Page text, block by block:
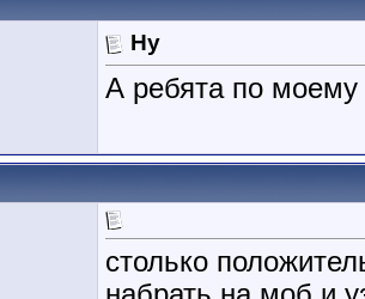
Ну
А ребята по моему
столько